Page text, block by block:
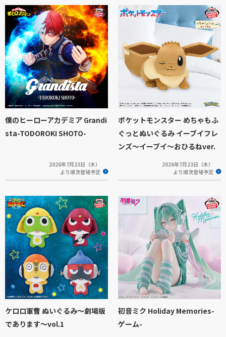
僕のヒーローアカデミア Grandi
sta-TODOROKI SHOTO-
2026年7月23日（木）
より順次登場予定
ポケットモンスター めちゃもふ
ぐっとぬいぐるみ イーブイフレ
ンズ～イーブイ～おひるねver.
2026年7月23日（木）
より順次登場予定
ケロロ軍曹 ぬいぐるみ～劇場版
であります～vol.1
初音ミク Holiday Memories-
ゲーム-